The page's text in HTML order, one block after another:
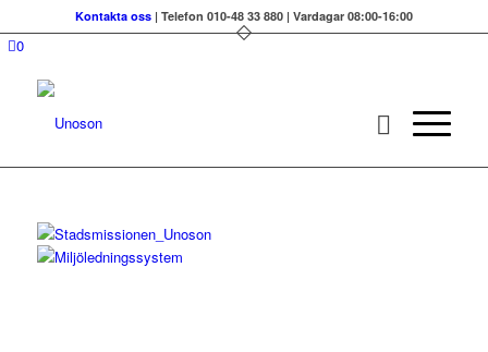
Kontakta oss| Telefon 010-48 33 880 | Vardagar 08:00-16:00
0